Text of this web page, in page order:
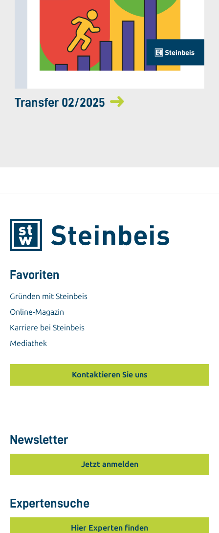
Transfer 02/2025
Favoriten
Gründen mit Steinbeis
Online-Magazin
Karriere bei Steinbeis
Mediathek
Kontaktieren Sie uns
Newsletter
Jetzt anmelden
Expertensuche
Hier Experten finden